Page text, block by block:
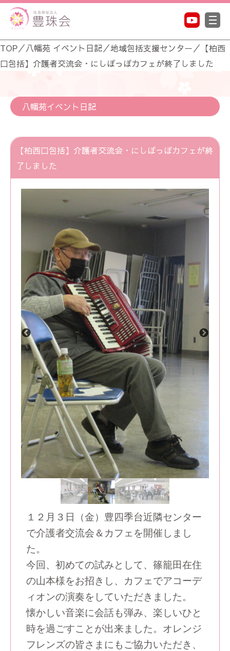
TOP／八幡苑 イベント日記／地域包括支援センター／ 【柏西
口包括】介護者交流会・にしぽっぽカフェが終了しました
八幡苑イベント日記
【柏西口包括】介護者交流会・にしぽっぽカフェが終
了しました
１２月３日（金）豊四季台近隣センター
で介護者交流会＆カフェを開催しまし
た。
今回、初めての試みとして、篠籠田在住
の山本様をお招きし、カフェでアコーデ
ィオンの演奏をしていただきました。
懐かしい音楽に会話も弾み、楽しいひと
時を過ごすことが出来ました。オレンジ
フレンズの皆さまにもご協力いただき、